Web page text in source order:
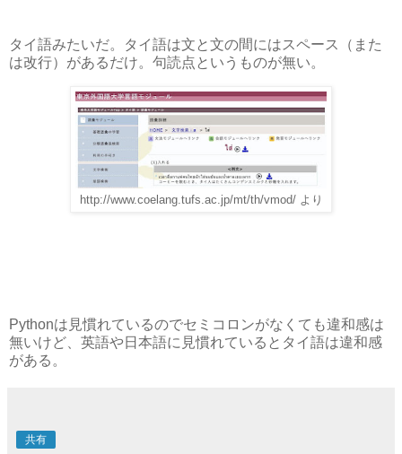
タイ語みたいだ。タイ語は文と文の間にはスペース（また
は改行）があるだけ。句読点というものが無い。
http://www.coelang.tufs.ac.jp/mt/th/vmod/ より
Pythonは見慣れているのでセミコロンがなくても違和感は
無いけど、英語や日本語に見慣れているとタイ語は違和感
がある。
共有